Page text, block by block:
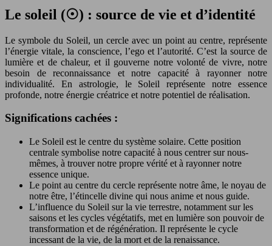
Le soleil (☉) : source de vie et d’identité
Le symbole du Soleil, un cercle avec un point au centre, représente
l’énergie vitale, la conscience, l’ego et l’autorité. C’est la source de
lumière et de chaleur, et il gouverne notre volonté de vivre, notre
besoin de reconnaissance et notre capacité à rayonner notre
individualité. En astrologie, le Soleil représente notre essence
profonde, notre énergie créatrice et notre potentiel de réalisation.
Significations cachées :
Le Soleil est le centre du système solaire. Cette position
centrale symbolise notre capacité à nous centrer sur nous-
mêmes, à trouver notre propre vérité et à rayonner notre
essence unique.
Le point au centre du cercle représente notre âme, le noyau de
notre être, l’étincelle divine qui nous anime et nous guide.
L’influence du Soleil sur la vie terrestre, notamment sur les
saisons et les cycles végétatifs, met en lumière son pouvoir de
transformation et de régénération. Il représente le cycle
incessant de la vie, de la mort et de la renaissance.